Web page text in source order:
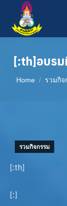
[:th]อบรม
You are here:
Home รวมกิจ
รวมกิจกรรม
[:th]
[:]